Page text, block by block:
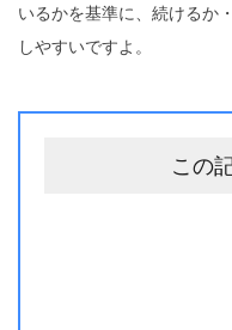
いるかを基準に、続けるか
しやすいですよ。
この